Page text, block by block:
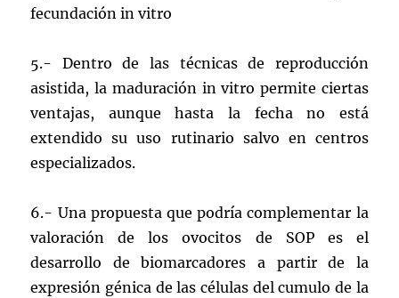
fecundación in vitro
5.- Dentro de las técnicas de reproducción
asistida, la maduración in vitro permite ciertas
ventajas, aunque hasta la fecha no está
extendido su uso rutinario salvo en centros
especializados.
6.- Una propuesta que podría complementar la
valoración de los ovocitos de SOP es el
desarrollo de biomarcadores a partir de la
expresión génica de las células del cumulo de la